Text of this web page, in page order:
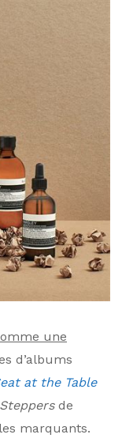
une
d’albums
at the Table
de
marquants.